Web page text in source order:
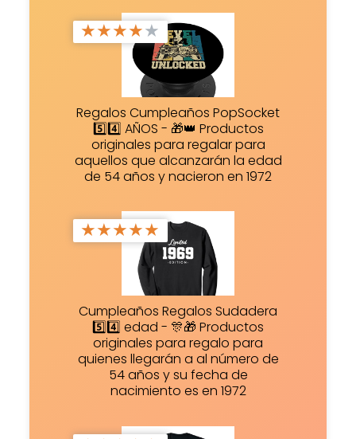
★★★★★
Regalos Cumpleaños PopSocket
5️⃣4️⃣ AÑOS - 🎁👑 Productos
originales para regalar para
aquellos que alcanzarán la edad
de 54 años y nacieron en 1972
★★★★★
Cumpleaños Regalos Sudadera
5️⃣4️⃣ edad - 🎊🎁 Productos
originales para regalo para
quienes llegarán a al número de
54 años y su fecha de
nacimiento es en 1972